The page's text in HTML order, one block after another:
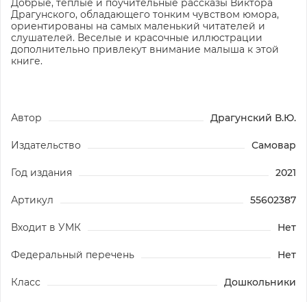
Драгунского, обладающего тонким чувством юмора,
ориентированы на самых маленький читателей и
слушателей. Веселые и красочные иллюстрации
дополнительно привлекут внимание малыша к этой
книге.
Автор Драгунский В.Ю.
Издательство Самовар
Год издания 2021
Артикул 55602387
Входит в УМК Нет
Федеральный перечень Нет
Класс Дошкольники